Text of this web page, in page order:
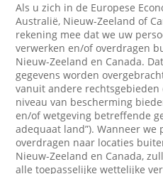
Als u zich in de Europese
Australië, Nieuw-Zeeland of
rekening mee dat we uw
verwerken en/of overdragen
Nieuw-Zeeland en Canada.
gegevens worden
vanuit andere
niveau van bescherming
en/of wetgeving betreffende
adequaat land”). Wanneer we
overdragen naar locaties
Nieuw-Zeeland en Canada,
alle toepasselijke wettelijke